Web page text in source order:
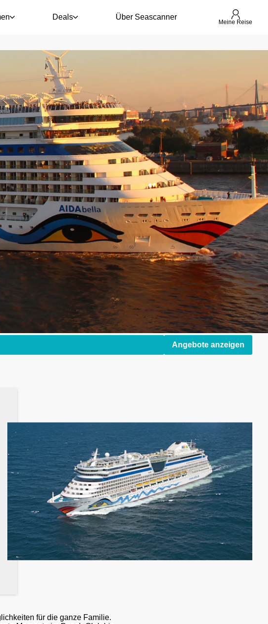
Deals Über Seascanner
Meine Reise
Angebote anzeigen
für die ganze Familie.